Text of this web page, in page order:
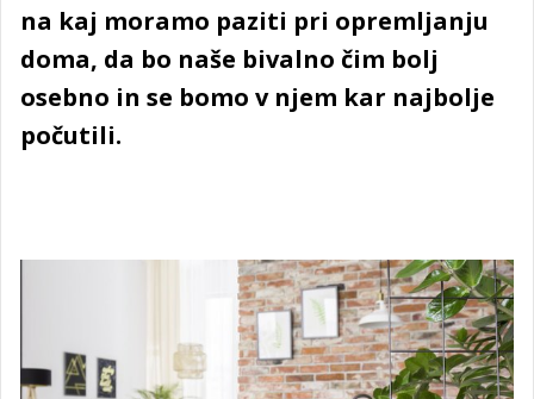
na kaj moramo paziti pri opremljanju
doma, da bo naše bivalno čim bolj
osebno in se bomo v njem kar najbolje
počutili.